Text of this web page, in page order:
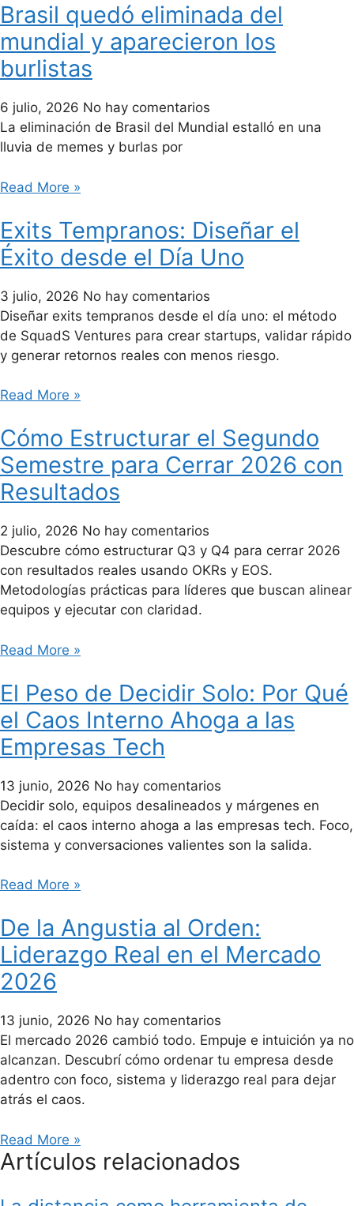
Brasil quedó eliminada del
mundial y aparecieron los
burlistas
6 julio, 2026 No hay comentarios
La eliminación de Brasil del Mundial estalló en una
lluvia de memes y burlas por
Read More »
Exits Tempranos: Diseñar el
Éxito desde el Día Uno
3 julio, 2026 No hay comentarios
Diseñar exits tempranos desde el día uno: el método
de SquadS Ventures para crear startups, validar rápido
y generar retornos reales con menos riesgo.
Read More »
Cómo Estructurar el Segundo
Semestre para Cerrar 2026 con
Resultados
2 julio, 2026 No hay comentarios
Descubre cómo estructurar Q3 y Q4 para cerrar 2026
con resultados reales usando OKRs y EOS.
Metodologías prácticas para líderes que buscan alinear
equipos y ejecutar con claridad.
Read More »
El Peso de Decidir Solo: Por Qué
el Caos Interno Ahoga a las
Empresas Tech
13 junio, 2026 No hay comentarios
Decidir solo, equipos desalineados y márgenes en
caída: el caos interno ahoga a las empresas tech. Foco,
sistema y conversaciones valientes son la salida.
Read More »
De la Angustia al Orden:
Liderazgo Real en el Mercado
2026
13 junio, 2026 No hay comentarios
El mercado 2026 cambió todo. Empuje e intuición ya no
alcanzan. Descubrí cómo ordenar tu empresa desde
adentro con foco, sistema y liderazgo real para dejar
atrás el caos.
Read More »
Artículos relacionados